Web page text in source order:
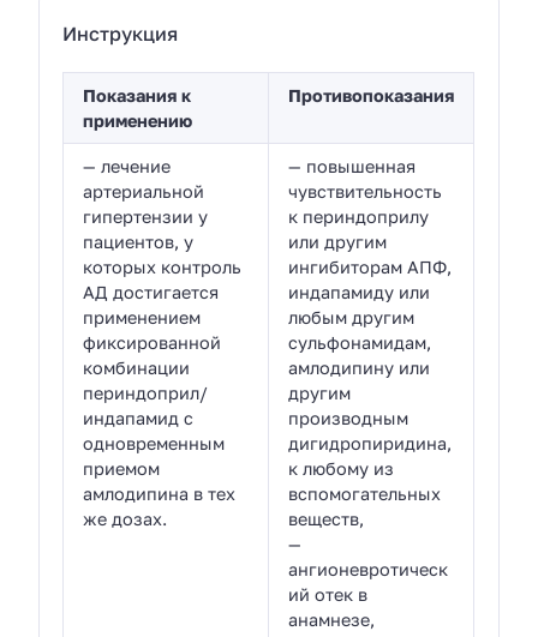
Инструкция
Показания к
применению
Противопоказания
— лечение
артериальной
гипертензии у
пациентов, у
которых контроль
АД достигается
применением
фиксированной
комбинации
периндоприл/
индапамид с
одновременным
приемом
амлодипина в тех
же дозах.
— повышенная
чувствительность
к периндоприлу
или другим
ингибиторам АПФ,
индапамиду или
любым другим
сульфонамидам,
амлодипину или
другим
производным
дигидропиридина,
к любому из
вспомогательных
веществ,
—
ангионевротическ
ий отек в
анамнезе,